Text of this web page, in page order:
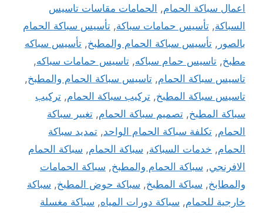
اعمال سباكة الحمام, الحمامات مقاسات تاسيس
السباكة, تأسيس حمامات سباكة, تأسيس سباكة الحمام
بالصور , تأسيس سباكة الحمام والمطبخ, تأسيس سباكه
مطبخ, تاسيس حمام سباكه, تاسيس حمامات سباكه,
تاسيس سباكة الحمام, تاسيس سباكة الحمام والمطبخ,
تاسيس سباكة المطبخ, تركيب سباكة الحمام, تركيب
سباكة المطبخ, تصميم سباكة الحمام, تغيير سباكة
الحمام, تكلفة سباكة الحمام الواحد, تمديد سباكة
الحمام, خدمات السباكة, سباكة الحمام, سباكة الحمام
الافرنجي, سباكة الحمام والمطبخ, سباكة الحمامات
والمطابخ, سباكة المطبخ, سباكة حوض المطبخ, سباكة
خارجية للحمام, سباكة دورات المياه, سباكة مغسلة